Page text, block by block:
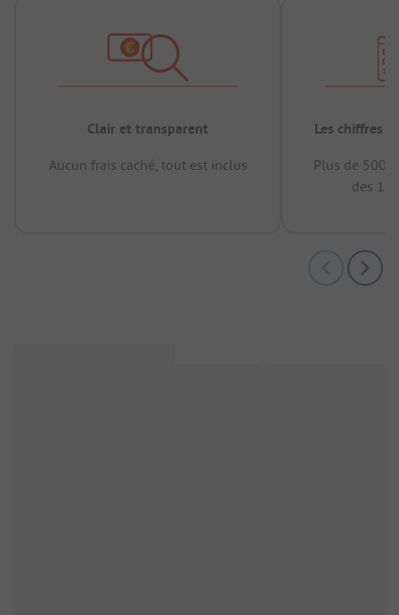
Clair et transparent
Aucun frais caché, tout est inclus
Les chiffres
Plus de
des 12